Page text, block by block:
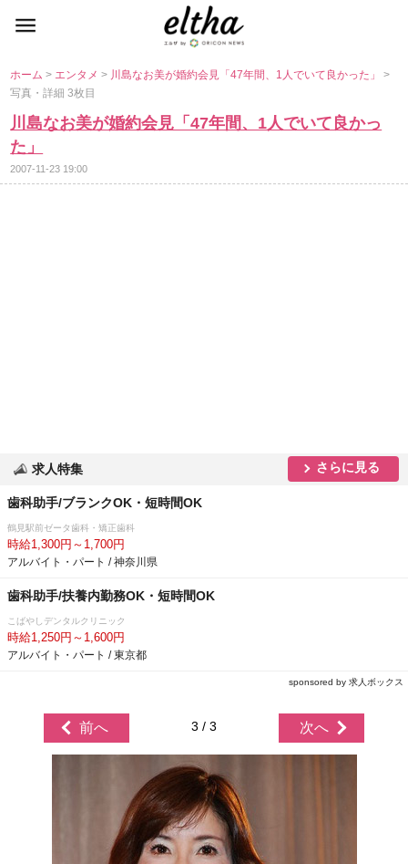
ホーム> エンタメ> 川島なお美が婚約会見「47年間、1人でいて良かった」>
写真・詳細 3枚目
川島なお美が婚約会見「47年間、1人でいて良かっ
た」
2007-11-23 19:00
求人特集 さらに見る
歯科助手/ブランクOK・短時間OK
鶴見駅前ゼータ歯科・矯正歯科
時給1,300円～1,700円
アルバイト・パート / 神奈川県
歯科助手/扶養内勤務OK・短時間OK
こばやしデンタルクリニック
時給1,250円～1,600円
アルバイト・パート / 東京都
sponsored by 求人ボックス
前へ 3 / 3 次へ